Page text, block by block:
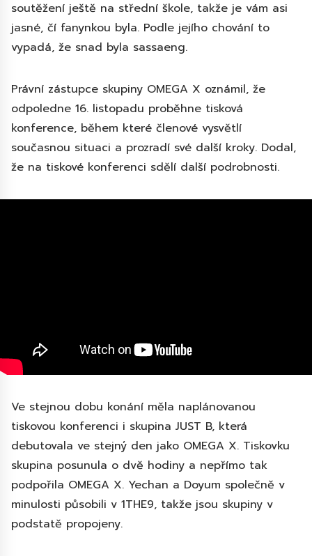
soutěžení ještě na střední škole, takže je vám asi
jasné, čí fanynkou byla. Podle jejího chování to
vypadá, že snad byla sassaeng.
Právní zástupce skupiny OMEGA X oznámil, že
odpoledne 16. listopadu proběhne tisková
konference, během které členové vysvětlí
současnou situaci a prozradí své další kroky. Dodal,
že na tiskové konferenci sdělí další podrobnosti.
Ve stejnou dobu konání měla naplánovanou
tiskovou konferenci i skupina JUST B, která
debutovala ve stejný den jako OMEGA X. Tiskovku
skupina posunula o dvě hodiny a nepřímo tak
podpořila OMEGA X. Yechan a Doyum společně v
minulosti působili v 1THE9, takže jsou skupiny v
podstatě propojeny.